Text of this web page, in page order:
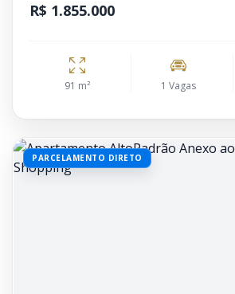
R$ 1.855.000
91 m² 1 Vagas
PARCELAMENTO DIRETO